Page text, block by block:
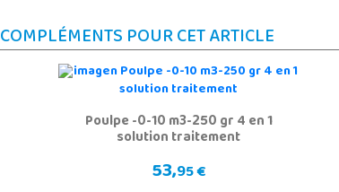
POUR CET ARTICLE
Poulpe -0-10 m3-250 gr 4 en 1
solution traitement
53,95 €